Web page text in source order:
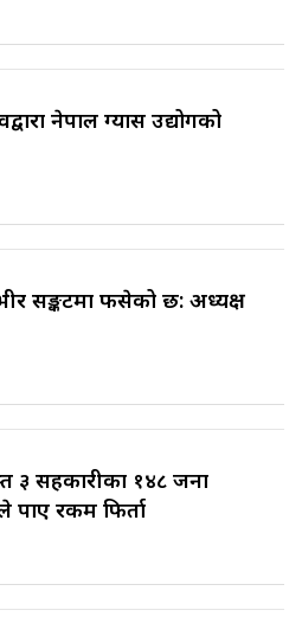
नेपाल ग्यास उद्योगको
सङ्कटमा फसेको छ: अध्यक्ष
३ सहकारीका १४८ जना
पाए रकम फिर्ता